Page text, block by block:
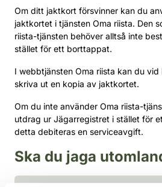
Observera! Vissa banker
personnummer och
fakturering.
föregående säsongs
referensnummer 1232. Om
inte kan göra en e-faktura,
Om ditt bankkonto ändras
e-fakturaavtalet sägas upp.
fakturaavtal bör ingås först
gamla avtalet har sagts
Referensnumret ska alltid
betalning av
Jaktvårdsavgiften för
är 43 euro (10 euro för
år).
Jaktvårdsavgiften kan
med betalkuvert eller via
kan också betalas på bank
serviceavgift, men banken
närvarande inte
jaktkort.
Om ditt jaktkort försvinner kan du
jaktkortet i tjänsten Oma riista. Den
riista-tjänsten behöver alltså inte
stället för ett borttappat.
I webbtjänsten Oma riista kan du
skriva ut en kopia av jaktkortet.
Om du inte använder Oma riista-
utdrag ur Jägarregistret i stället för
detta debiteras en serviceavgift.
Ska du jaga